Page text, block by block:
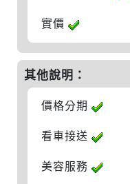
實價
其他說明：
價格分期
看車接送
美容服務